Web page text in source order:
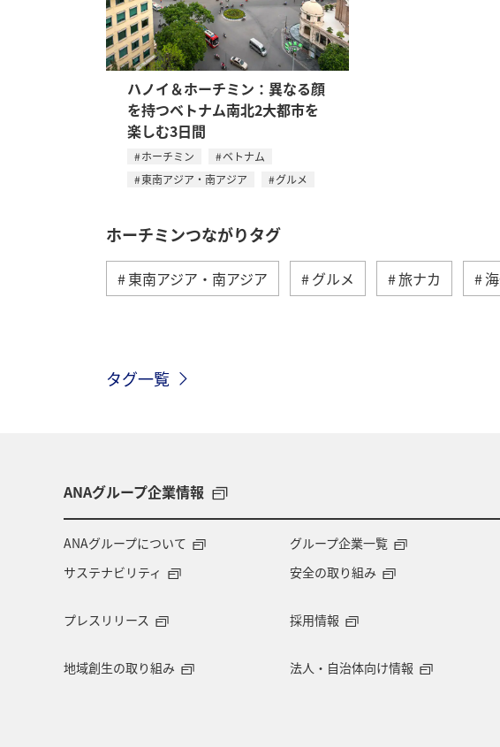
ハノイ＆ホーチミン：異なる顔
を持つベトナム南北2大都市を
楽しむ3日間
ホーチミン
ベトナム
東南アジア・南アジア
グルメ
ホーチミンつながりタグ
東南アジア・南アジア グルメ 旅ナカ
タグ一覧
ANAグループ企業情報
ANAグループについて グループ企業一覧
サステナビリティ
安全の取り組み
プレスリリース
採用情報
地域創生の取り組み 法人・自治体向け情報